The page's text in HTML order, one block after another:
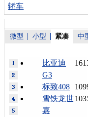
轿车
微型 小型 紧凑 中
比亚迪
G3
标致408
雪铁龙世
嘉